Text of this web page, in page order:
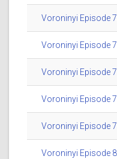
Voroninyi Episode
Voroninyi Episode
Voroninyi Episode
Voroninyi Episode
Voroninyi Episode
Voroninyi Episode